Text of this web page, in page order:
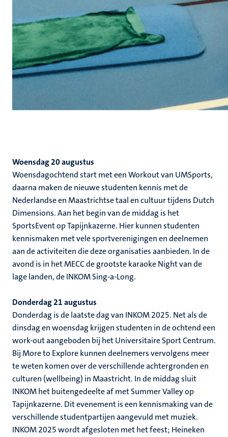
Woensdag 20 augustus
Woensdagochtend start met een Workout van UMSports,
daarna maken de nieuwe studenten kennis met de
Nederlandse en Maastrichtse taal en cultuur tijdens Dutch
Dimensions. Aan het begin van de middag is het
SportsEvent op Tapijnkazerne. Hier kunnen studenten
kennismaken met vele sportverenigingen en deelnemen
aan de activiteiten die deze organisaties aanbieden. In de
avond is in het MECC de grootste karaoke Night van de
lage landen, de INKOM Sing-a-Long.
Donderdag 21 augustus
Donderdag is de laatste dag van INKOM 2025. Net als de
dinsdag en woensdag krijgen studenten in de ochtend een
work-out aangeboden bij het Universitaire Sport Centrum.
Bij More to Explore kunnen deelnemers vervolgens meer
te weten komen over de verschillende achtergronden en
culturen (wellbeing) in Maastricht. In de middag sluit
INKOM het buitengedeelte af met Summer Valley op
Tapijnkazerne. Dit evenement is een kennismaking van de
verschillende studentpartijen aangevuld met muziek.
INKOM 2025 wordt afgesloten met het feest; Heineken